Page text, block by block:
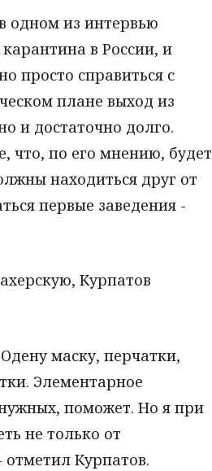
одном из интервью
в России, и
просто справиться с
плане выход из
и достаточно долго.
что, по его мнению, будет
находиться друг от
первые заведения -
Курпатов
маску, перчатки,
Элементарное
поможет. Но я при
не только от
отметил Курпатов.